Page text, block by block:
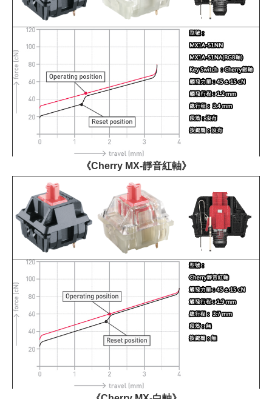
《Cherry MX-靜音紅軸》